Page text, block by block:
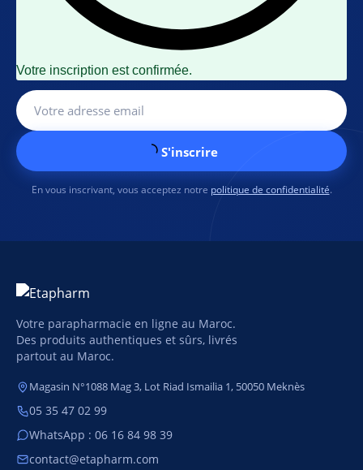
Votre inscription est confirmée.
S'inscrire
En vous inscrivant, vous acceptez notre politique de confidentialité.
Votre parapharmacie en ligne au Maroc.
Des produits authentiques et sûrs, livrés
partout au Maroc.
Magasin N°1088 Mag 3, Lot Riad Ismailia 1, 50050 Meknès
05 35 47 02 99
WhatsApp : 06 16 84 98 39
contact@etapharm.com